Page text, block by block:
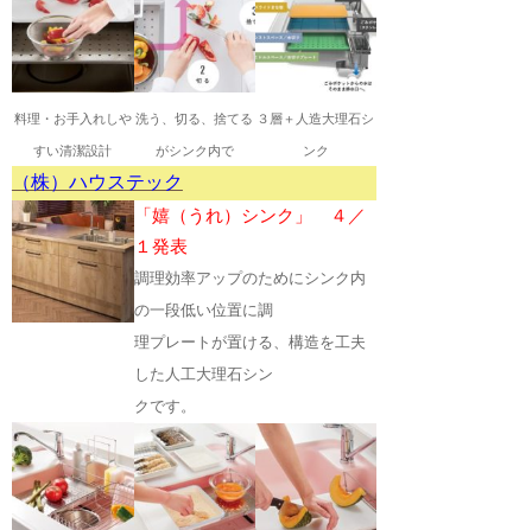
料理・お手入れしや
すい清潔設計
洗う、切る、捨てる
がシンク内で
３層＋人造大理石シ
ンク
（株）ハウステック
「嬉（うれ）シンク」 ４／
１発表
調理効率アップのためにシンク内
の一段低い位置に調
理プレートが置ける、構造を工夫
した人工大理石シン
クです。